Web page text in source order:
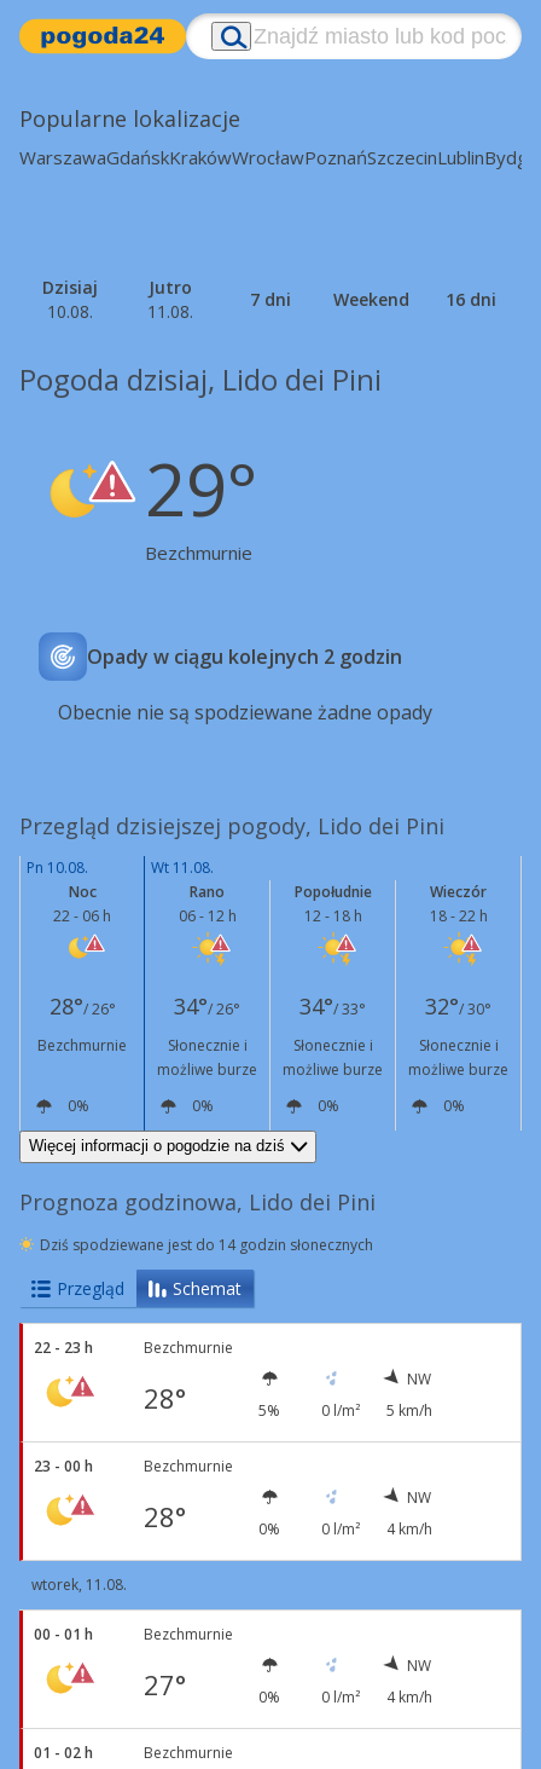
Popularne lokalizacje
WarszawaGdańskKrakówWrocławPoznańSzczecinLublin
Dzisiaj
10.08.
Jutro
11.08.
7 dni Weekend 16 dni
Pogoda dzisiaj, Lido dei Pini
29°
Bezchmurnie
Opady w ciągu kolejnych 2 godzin
Obecnie nie są spodziewane żadne opady
Przegląd dzisiejszej pogody, Lido dei Pini
Pn 10.08.
Wt 11.08.
Noc
22 - 06 h
Rano
06 - 12 h
Popołudnie
12 - 18 h
Wieczór
18 - 22 h
28°/ 26° 34°/ 26° 34°/ 33° 32°/ 30°
Bezchmurnie
Słonecznie i
możliwe burze
Słonecznie i
możliwe burze
Słonecznie i
możliwe burze
0%
0% 0%
0%
N
4 km/h N
6 km/h
Więcej informacji o pogodzie na dziś
Prognoza godzinowa, Lido dei Pini
Dziś spodziewane jest do 14 godzin słonecznych
Przegląd Schemat
22 - 23 h Bezchmurnie
28° 5% 0 l/m²
NW
5 km/h
23 - 00 h Bezchmurnie
28° 0% 0 l/m²
NW
4 km/h
wtorek, 11.08.
00 - 01 h Bezchmurnie
27° 0% 0 l/m²
NW
4 km/h
01 - 02 h Bezchmurnie